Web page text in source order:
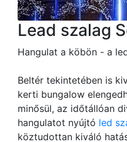
Lead szalag
Hangulat a köbön - a
Beltér tekintetében is
kerti bungalow
minősül, az időtállóan
hangulatot nyújtó led
köztudottan kiváló